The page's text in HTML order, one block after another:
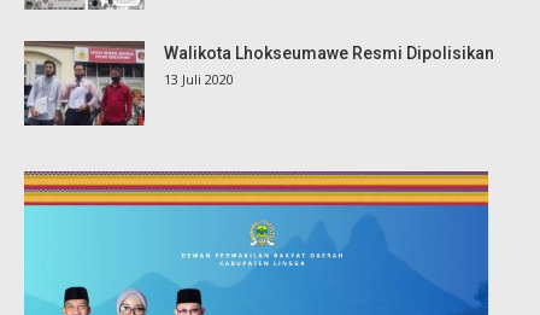
Walikota Lhokseumawe Resmi Dipolisikan
13 Juli 2020